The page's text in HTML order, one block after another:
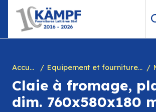
contenu
Accueil Equipement et fournitures pour fromagerie
Claie à fromage,
dim. 760x580x180